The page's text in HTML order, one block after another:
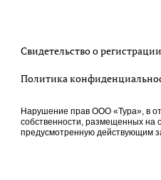
Свидетельство о
Политика
Нарушение прав ООО «Тура», в
собственности, размещенных на
предусмотренную действующим